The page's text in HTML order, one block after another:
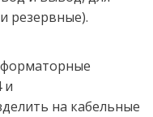
резервные).
и
на кабельные